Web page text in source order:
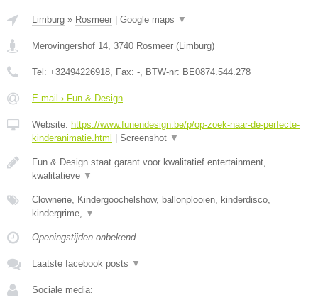
Limburg » Rosmeer | Google maps ▼
Merovingershof 14 3740 Rosmeer (Limburg)
Tel: +32494226918 , Fax: - , BTW-nr: BE0874.544.278
E-mail › Fun & Design
Website: https://www.funendesign.be/p/op-zoek-naar-de-perfecte-
kinderanimatie.html | Screenshot ▼
Fun & Design staat garant voor kwalitatief entertainment,
kwalitatieve ▼
Clownerie, Kindergoochelshow, ballonplooien, kinderdisco,
kindergrime,
▼
Openingstijden onbekend
Laatste facebook posts ▼
Sociale media: